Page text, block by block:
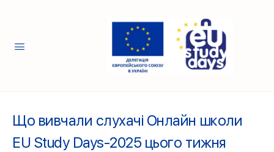
Що вивчали слухачі Онлайн школи
EU Study Days-2025 цього тижня